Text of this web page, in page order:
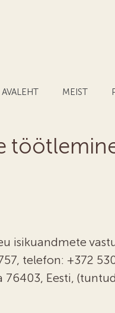
AVALEHT MEIST
isikuandmete
telefon: +372
76403, Eesti,